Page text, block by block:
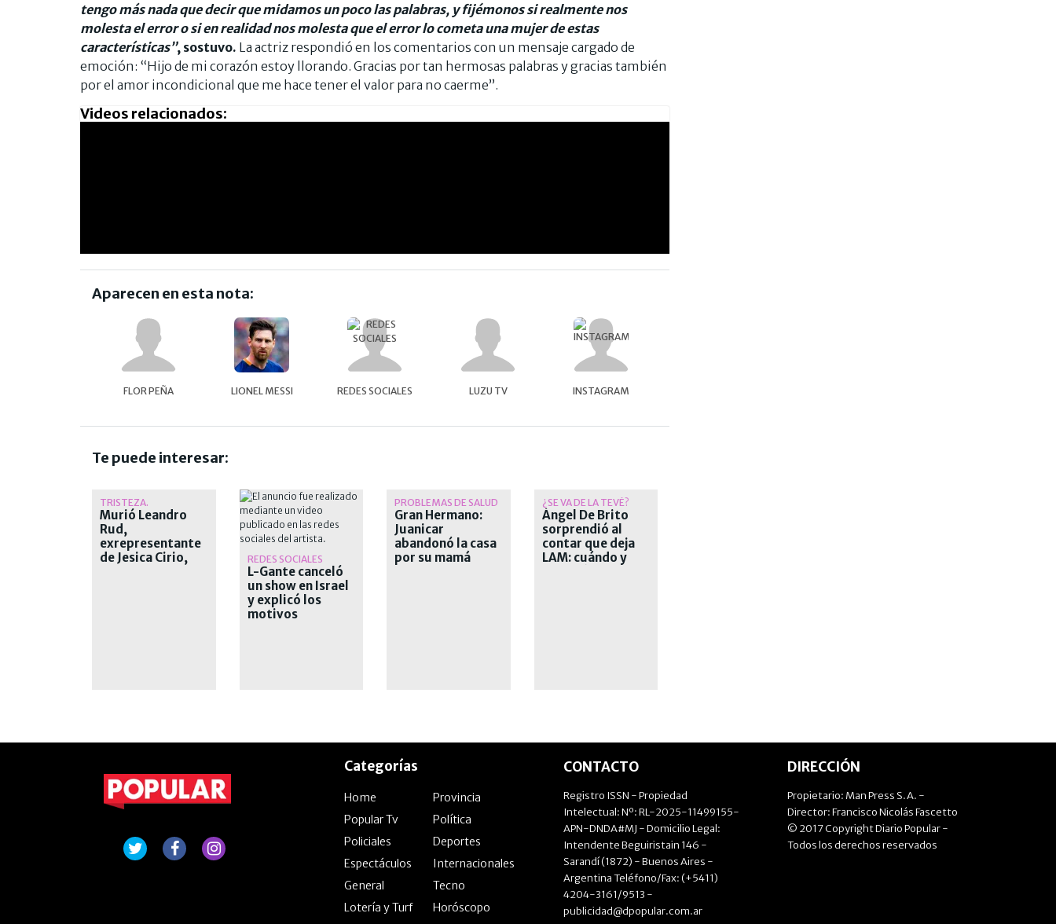
tengo más nada que decir que midamos un poco las palabras, y fijémonos si realmente nos
molesta el error o si en realidad nos molesta que el error lo cometa una mujer de estas
características”, sostuvo. La actriz respondió en los comentarios con un mensaje cargado de
emoción: “Hijo de mi corazón estoy llorando. Gracias por tan hermosas palabras y gracias también
por el amor incondicional que me hace tener el valor para no caerme”.
Videos relacionados:
Aparecen en esta nota:
FLOR PEÑA LIONEL MESSI REDES SOCIALES LUZU TV INSTAGRAM
Te puede interesar:
TRISTEZA.
Murió Leandro
Rud,
exrepresentante
de Jesica Cirio,
REDES SOCIALES
L-Gante canceló
un show en Israel
y explicó los
motivos
PROBLEMAS DE SALUD
Gran Hermano:
Juanicar
abandonó la casa
por su mamá
¿SE VA DE LA TEVÉ?
Ángel De Brito
sorprendió al
contar que deja
LAM: cuándo y
Categorías
Home
Provincia
Popular Tv
Política
Policiales
Deportes
Espectáculos
Internacionales
General
Tecno
Lotería y Turf
Horóscopo
CONTACTO
Registro ISSN - Propiedad
Intelectual: Nº: RL-2025-11499155-
APN-DNDA#MJ - Domicilio Legal:
Intendente Beguiristain 146 -
Sarandí (1872) - Buenos Aires -
Argentina Teléfono/Fax: (+5411)
4204-3161/9513 -
publicidad@dpopular.com.ar
DIRECCIÓN
Propietario: Man Press S.A. -
Director: Francisco Nicolás Fascetto
© 2017 Copyright Diario Popular -
Todos los derechos reservados